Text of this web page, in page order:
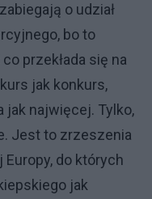
o udział
bo to
przekłada się na
jak konkurs,
jak najwięcej. Tylko,
Jest to zrzeszenia
do których
jak